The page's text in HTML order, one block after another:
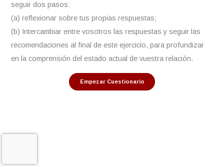
seguir dos pasos:
(a) reflexionar sobre tus propias respuestas;
(b) Intercambiar entre vosotros las respuestas y seguir las
recomendaciones al final de este ejercicio, para profundizar
en la comprensión del estado actual de vuestra relación.